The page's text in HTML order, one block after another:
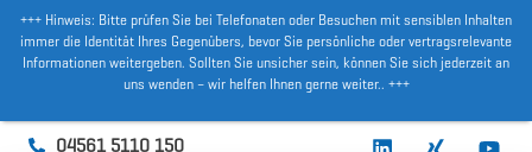
04561 5110 150
+++ Hinweis: Bitte prüfen Sie bei Telefonaten oder Besuchen mit sensiblen Inhalten
immer die Identität Ihres Gegenübers, bevor Sie persönliche oder vertragsrelevante
Informationen weitergeben. Sollten Sie unsicher sein, können Sie sich jederzeit an
uns wenden – wir helfen Ihnen gerne weiter.. +++